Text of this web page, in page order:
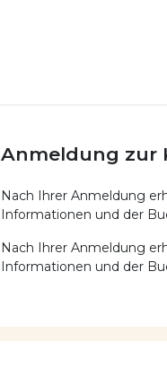
Anmeldung zur
Nach Ihrer Anmeldung
Informationen und der
Nach Ihrer Anmeldung
Informationen und der